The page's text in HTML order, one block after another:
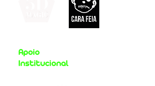
Apoio
Institucional